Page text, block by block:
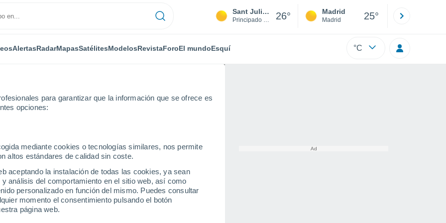
para garantizar que la información que se ofrece es
opciones:
mediante cookies o tecnologías similares, nos permite
altos estándares de calidad sin coste.
aceptando la instalación de todas las cookies, ya sean
análisis del comportamiento en el sitio web, así como
personalizado en función del mismo. Puedes consultar
momento el consentimiento pulsando el botón
página web.
Sant Julià de Lòria
Principado de Andorra 26° Madrid
Madrid 25°
AlertasRadarMapasSatélitesModelosRevistaForoEl mundoEsquí °C
De Lòria por horas